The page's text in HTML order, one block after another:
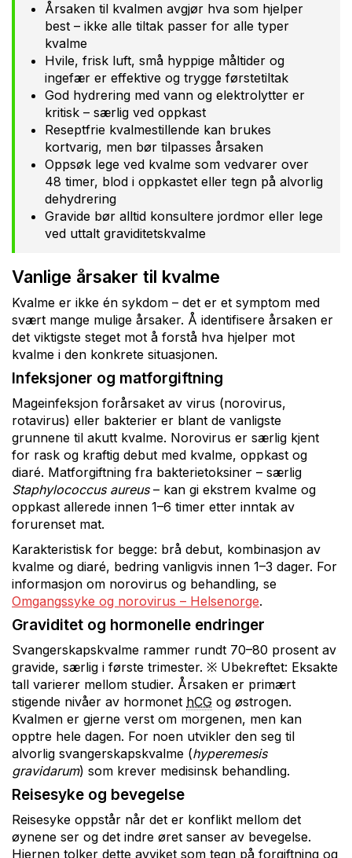
Årsaken til kvalmen avgjør hva som hjelper
best – ikke alle tiltak passer for alle typer
kvalme
Hvile, frisk luft, små hyppige måltider og
ingefær er effektive og trygge førstetiltak
God hydrering med vann og elektrolytter er
kritisk – særlig ved oppkast
Reseptfrie kvalmestillende kan brukes
kortvarig, men bør tilpasses årsaken
Oppsøk lege ved kvalme som vedvarer over
48 timer, blod i oppkastet eller tegn på alvorlig
dehydrering
Gravide bør alltid konsultere jordmor eller lege
ved uttalt graviditetskvalme
Vanlige årsaker til kvalme
Kvalme er ikke én sykdom – det er et symptom med
svært mange mulige årsaker. Å identifisere årsaken er
det viktigste steget mot å forstå hva hjelper mot
kvalme i den konkrete situasjonen.
Infeksjoner og matforgiftning
Mageinfeksjon forårsaket av virus (norovirus,
rotavirus) eller bakterier er blant de vanligste
grunnene til akutt kvalme. Norovirus er særlig kjent
for rask og kraftig debut med kvalme, oppkast og
diaré. Matforgiftning fra bakterietoksiner – særlig
Staphylococcus aureus– kan gi ekstrem kvalme og
oppkast allerede innen 1–6 timer etter inntak av
forurenset mat.
Karakteristisk for begge: brå debut, kombinasjon av
kvalme og diaré, bedring vanligvis innen 1–3 dager. For
informasjon om norovirus og behandling, se
Omgangssyke og norovirus – Helsenorge.
Graviditet og hormonelle endringer
Svangerskapskvalme rammer rundt 70–80 prosent av
gravide, særlig i første trimester. ※ Ubekreftet: Eksakte
tall varierer mellom studier. Årsaken er primært
stigende nivåer av hormonet hCG og østrogen.
Kvalmen er gjerne verst om morgenen, men kan
opptre hele dagen. For noen utvikler den seg til
alvorlig svangerskapskvalme (hyperemesis
gravidarum) som krever medisinsk behandling.
Reisesyke og bevegelse
Reisesyke oppstår når det er konflikt mellom det
øynene ser og det indre øret sanser av bevegelse.
Hjernen tolker dette avviket som tegn på forgiftning og